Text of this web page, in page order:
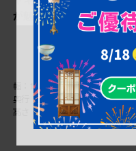
が魅力の座卓 (R-089843)
幅：1,370㎜
奥行：780㎜
高さ：320㎜